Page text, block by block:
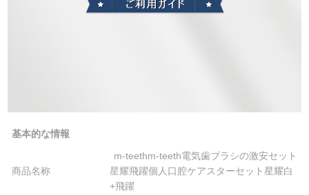
基本的な情報
商品名称
m-teethm-teeth電気歯ブラシの激安セット
星耀飛躍個人口腔ケアスターセット星耀白
+飛躍